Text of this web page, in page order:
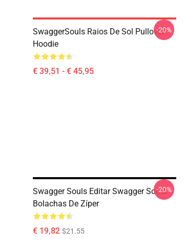
SwaggerSouls Raios De Sol Pullover
Hoodie
€ 39,51 - € 45,95
-20%
Swagger Souls Editar Swagger Souls
Bolachas De Zíper
€ 19,82 $21.55
-20%